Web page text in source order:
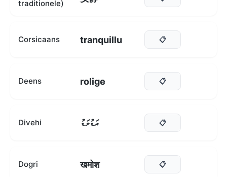
traditionele)
Corsicaans tranquillu 📋
Deens rolige 📋
Divehi އަޑުމަޑު 📋
Dogri खमोश 📋